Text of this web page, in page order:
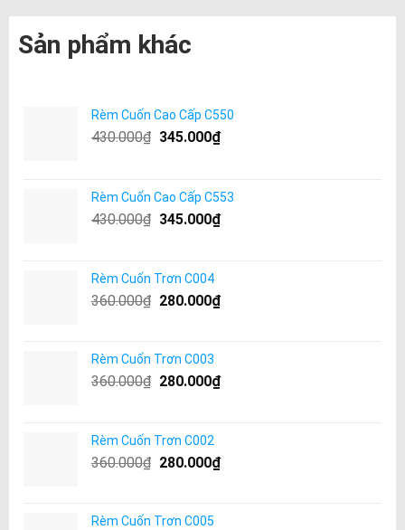
Sản phẩm khác
Rèm Cuốn Cao Cấp C550
430.000₫ 345.000₫
Rèm Cuốn Cao Cấp C553
430.000₫ 345.000₫
Rèm Cuốn Trơn C004
360.000₫ 280.000₫
Rèm Cuốn Trơn C003
360.000₫ 280.000₫
Rèm Cuốn Trơn C002
360.000₫ 280.000₫
Rèm Cuốn Trơn C005